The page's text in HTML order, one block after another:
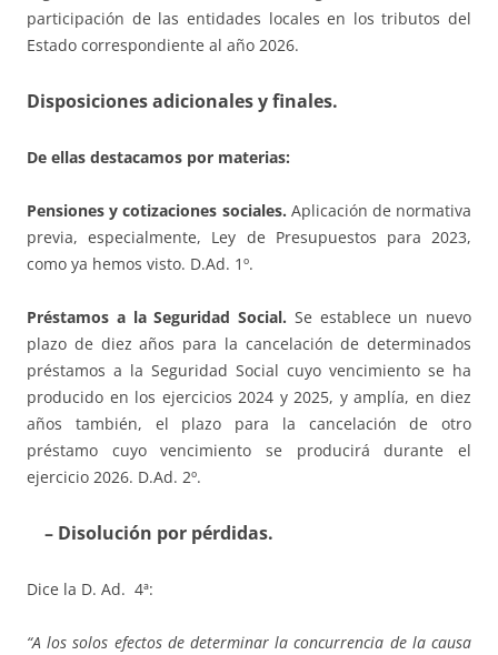
participación de las entidades locales en los tributos del
Estado correspondiente al año 2026.
Disposiciones adicionales y finales.
De ellas destacamos por materias:
Pensiones y cotizaciones sociales. Aplicación de normativa
previa, especialmente, Ley de Presupuestos para 2023,
como ya hemos visto. D.Ad. 1º.
Préstamos a la Seguridad Social. Se establece un nuevo
plazo de diez años para la cancelación de determinados
préstamos a la Seguridad Social cuyo vencimiento se ha
producido en los ejercicios 2024 y 2025, y amplía, en diez
años también, el plazo para la cancelación de otro
préstamo cuyo vencimiento se producirá durante el
ejercicio 2026. D.Ad. 2º.
– Disolución por pérdidas.
Dice la D. Ad. 4ª:
“A los solos efectos de determinar la concurrencia de la causa